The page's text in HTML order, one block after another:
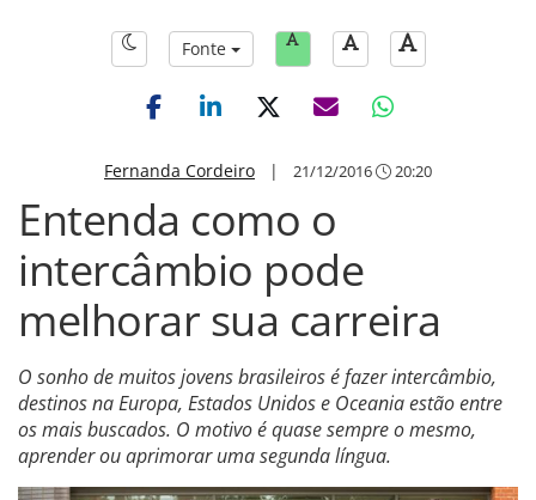
Fonte
Fernanda Cordeiro | 21/12/2016 20:20
Entenda como o
intercâmbio pode
melhorar sua carreira
O sonho de muitos jovens brasileiros é fazer intercâmbio,
destinos na Europa, Estados Unidos e Oceania estão entre
os mais buscados. O motivo é quase sempre o mesmo,
aprender ou aprimorar uma segunda língua.